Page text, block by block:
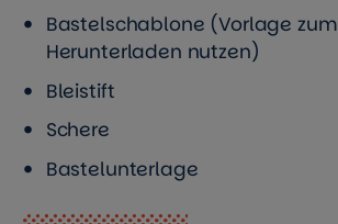
Bastelschablone (Vorlage zum
Herunterladen nutzen)
Bleistift
Schere
Bastelunterlage